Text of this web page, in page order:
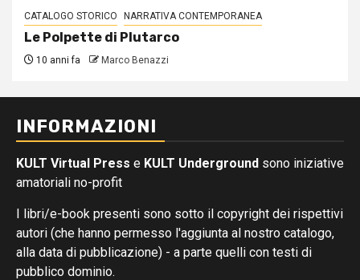
CATALOGO STORICO NARRATIVA CONTEMPORANEA
Le Polpette di Plutarco
10 anni fa Marco Benazzi
INFORMAZIONI
KULT Virtual Press e KULT Underground sono iniziative
amatoriali no-profit
I libri/e-book presenti sono sotto il copyright dei rispettivi
autori (che hanno permesso l'aggiunta al nostro catalogo,
alla data di pubblicazione) - a parte quelli con testi di
pubblico dominio.